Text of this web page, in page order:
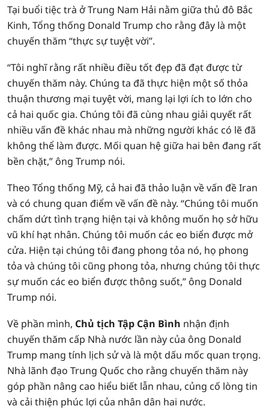
Tại buổi tiệc trà ở Trung Nam Hải nằm giữa thủ đô Bắc
Kinh, Tổng thống Donald Trump cho rằng đây là một
chuyến thăm “thực sự tuyệt vời”.
“Tôi nghĩ rằng rất nhiều điều tốt đẹp đã đạt được từ
chuyến thăm này. Chúng ta đã thực hiện một số thỏa
thuận thương mại tuyệt vời, mang lại lợi ích to lớn cho
cả hai quốc gia. Chúng tôi đã cùng nhau giải quyết rất
nhiều vấn đề khác nhau mà những người khác có lẽ đã
không thể làm được. Mối quan hệ giữa hai bên đang rất
bền chặt,” ông Trump nói.
Theo Tổng thống Mỹ, cả hai đã thảo luận về vấn đề Iran
và có chung quan điểm về vấn đề này. “Chúng tôi muốn
chấm dứt tình trạng hiện tại và không muốn họ sở hữu
vũ khí hạt nhân. Chúng tôi muốn các eo biển được mở
cửa. Hiện tại chúng tôi đang phong tỏa nó, họ phong
tỏa và chúng tôi cũng phong tỏa, nhưng chúng tôi thực
sự muốn các eo biển được thông suốt,” ông Donald
Trump nói.
Về phần mình, Chủ tịch Tập Cận Bình nhận định
chuyến thăm cấp Nhà nước lần này của ông Donald
Trump mang tính lịch sử và là một dấu mốc quan trọng.
Nhà lãnh đạo Trung Quốc cho rằng chuyến thăm này
góp phần nâng cao hiểu biết lẫn nhau, củng cố lòng tin
và cải thiện phúc lợi của nhân dân hai nước.